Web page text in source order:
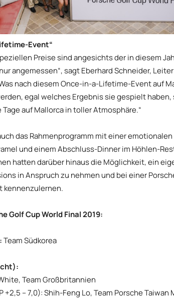
Event“
Preise sind angesichts der in diesem
angemessen“, sagt Eberhard Schneider,
nach diesem Once-in-a-Lifetime-Event auf
egal welches Ergebnis sie gespielt
auf Mallorca in toller Atmosphäre.“
das Rahmenprogramm mit einer
und einem Abschluss-Dinner im Höhlen-
hatten darüber hinaus die Möglichkeit, ein
in Anspruch zu nehmen und bei einer
kennenzulernen.
Golf Cup World Final 2019:
Team Südkorea
Team Großbritannien
+2,5 – 7,0): Shih-Feng Lo, Team Porsche Taiwan